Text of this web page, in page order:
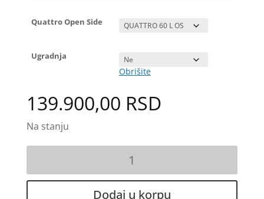
Pozicioniranje kamina pomoću metalne
konstrukcije ili Ytong blokova sa pločom od
termo betona
Quattro Open Side
Ugradnja
Obrišite
139.900,00 RSD
drva
Dodaj u korpu